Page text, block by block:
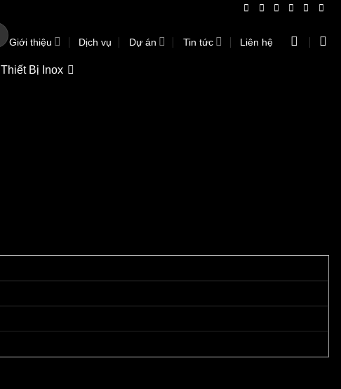
Giới thiệu Dịch vụ Dự án Tin tức Liên hệ
Thiết Bị Inox